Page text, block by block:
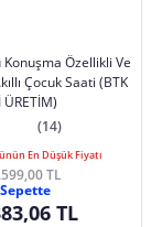
Özellikli Ve
Çocuk Saati (BTK
ÜRETİM)
(14)
En Düşük Fiyatı
TL
Sepette
TL